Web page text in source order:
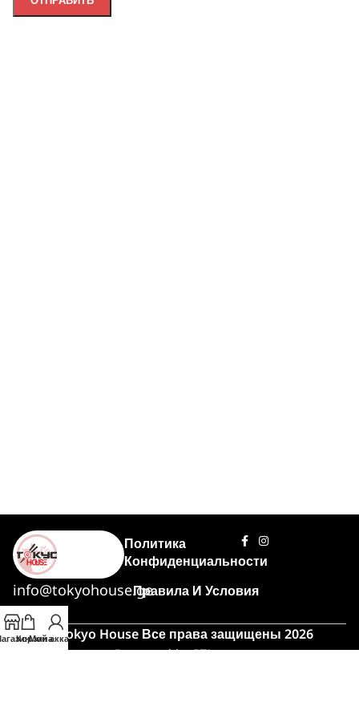
info@tokyohouse.ge
Политика
Конфиденциальности
Правила И Условия
© Tokyo House Все права защищены 2026
Powered byITLover
Корзина
Мой аккаунт